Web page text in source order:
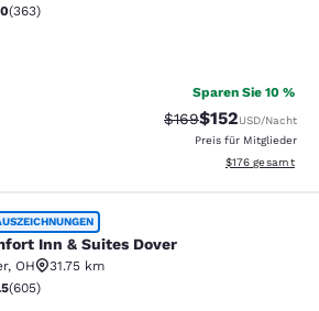
Bewertung. Mittelmäßig. 363 Bewertungen
(363)
Sparen Sie 10 %
Durchgestrichener
$169Vergünstigter
$152USD/Nacht
Preis für Mitglieder
Geschätzte
$176 gesamt
Suites Dover
Inn & Suites Dover
, OH
31.75 km
Sterne-Bewertung. Hervorragend. 605
(605)